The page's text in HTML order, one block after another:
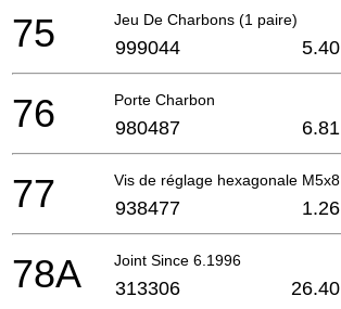
Jeu De Charbons (1 paire)
75 999044 5.40
Porte Charbon
76 980487 6.81
Vis de réglage hexagonale M5x8
77 938477 1.26
Joint Since 6.1996
78A 313306 26.40